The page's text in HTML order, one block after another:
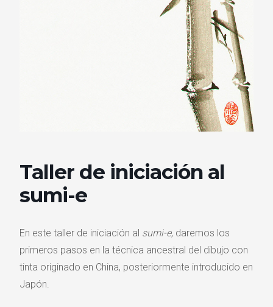
Taller de iniciación al
sumi-e
En este taller de iniciación al sumi-e, daremos los
primeros pasos en la técnica ancestral del dibujo con
tinta originado en China, posteriormente introducido en
Japón.